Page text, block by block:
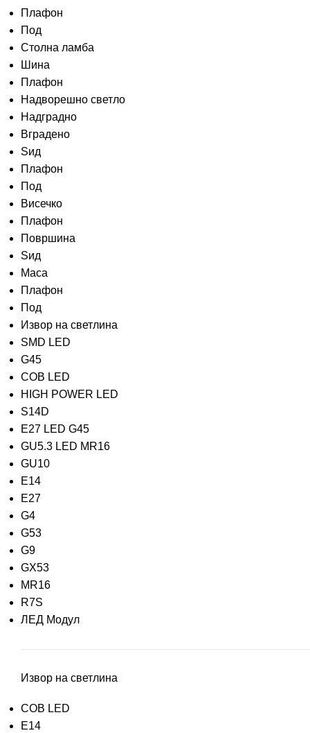
Плафон
Под
Столна ламба
Шина
Плафон
Надворешно светло
Надградно
Вградено
Ѕид
Плафон
Под
Висечко
Плафон
Површина
Ѕид
Маса
Плафон
Под
Извор на светлина
SMD LED
G45
COB LED
HIGH POWER LED
S14D
E27 LED G45
GU5.3 LED MR16
GU10
E14
E27
G4
G53
G9
GX53
MR16
R7S
ЛЕД Модул
Извор на светлина
COB LED
E14